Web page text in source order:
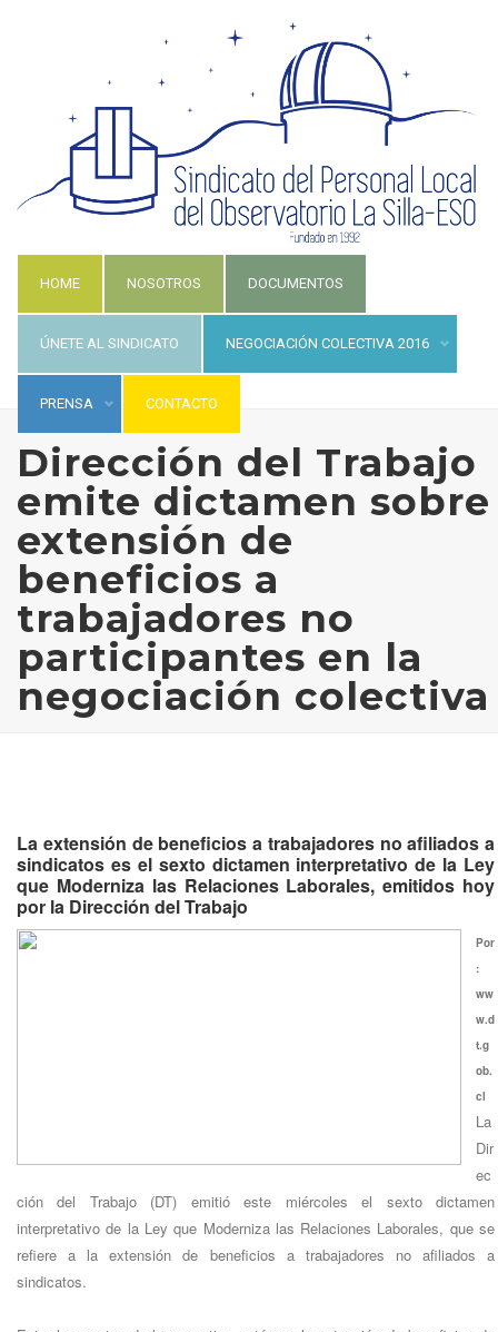
HOME NOSOTROS DOCUMENTOS
ÚNETE AL SINDICATO NEGOCIACIÓN COLECTIVA 2016
PRENSA CONTACTO
Dirección del Trabajo
emite dictamen sobre
extensión de
beneficios a
trabajadores no
participantes en la
negociación colectiva
La extensión de beneficios a trabajadores no afiliados a
sindicatos es el sexto dictamen interpretativo de la Ley
que Moderniza las Relaciones Laborales, emitidos hoy
por la Dirección del Trabajo
Por
:
ww
w.d
t.g
ob.
cl
La
Dir
ec
ción del Trabajo (DT) emitió este miércoles el sexto dictamen
interpretativo de la Ley que Moderniza las Relaciones Laborales, que se
refiere a la extensión de beneficios a trabajadores no afiliados a
sindicatos.